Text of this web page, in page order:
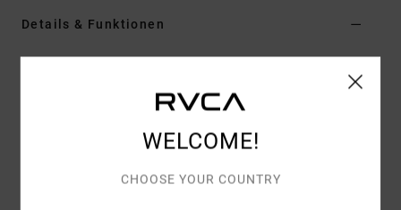
Details & Funktionen
Farbcodelgn
Baumwollstoff
WELCOME!
CHOOSE YOUR COUNTRY